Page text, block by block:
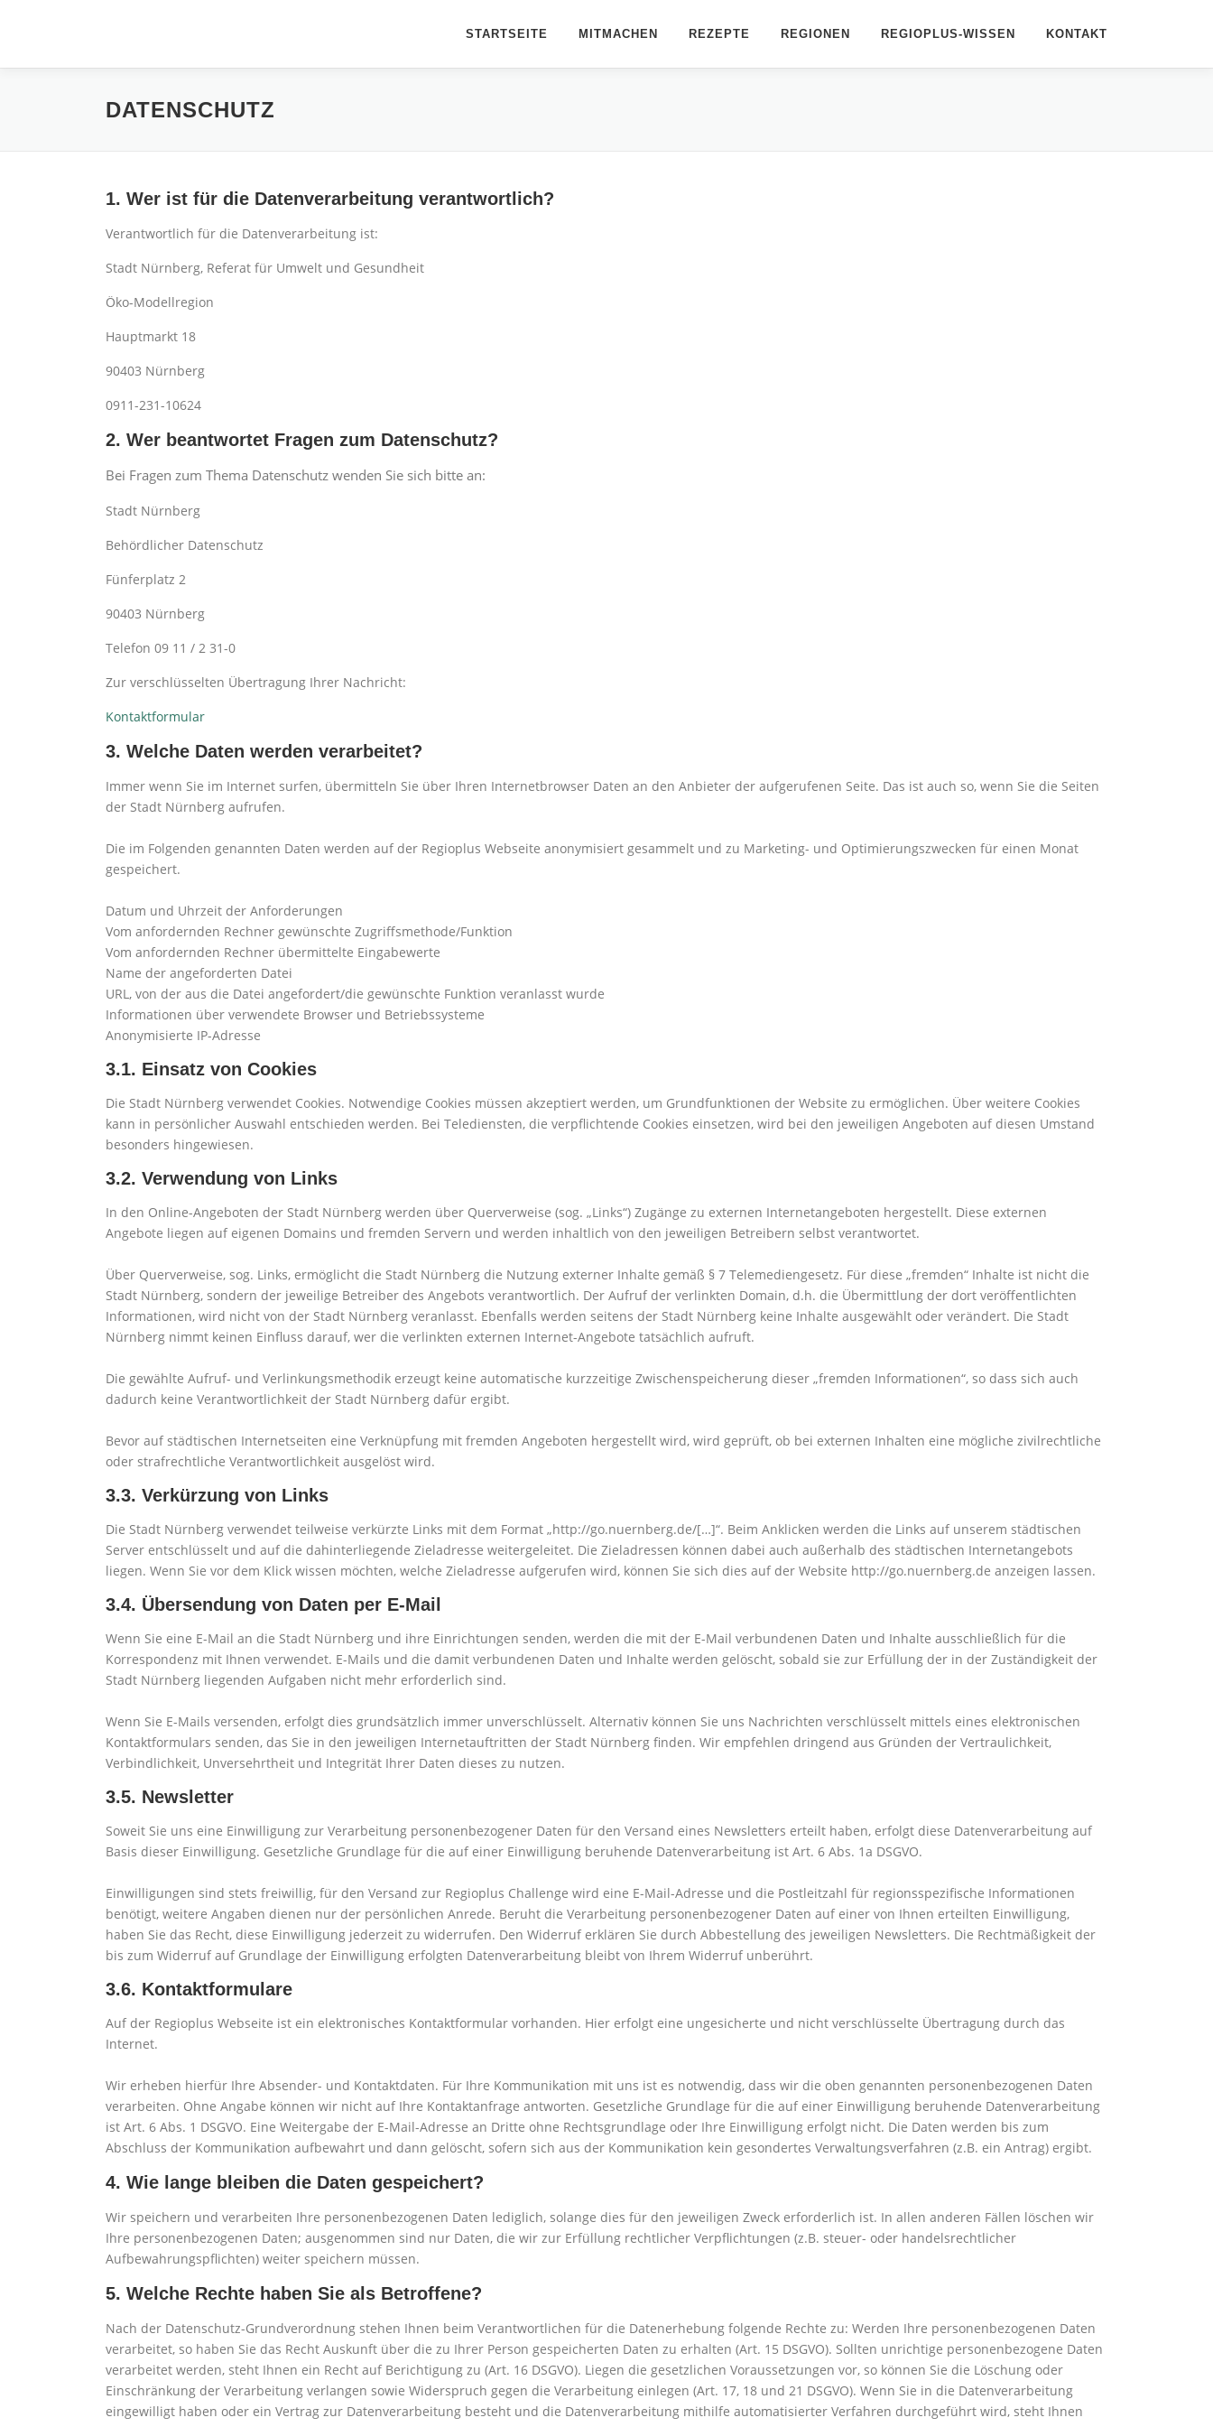
STARTSEITE MITMACHEN REZEPTE REGIONEN REGIOPLUS-WISSEN KONTAKT
DATENSCHUTZ
1. Wer ist für die Datenverarbeitung verantwortlich?
Verantwortlich für die Datenverarbeitung ist:
Stadt Nürnberg, Referat für Umwelt und Gesundheit
Öko-Modellregion
Hauptmarkt 18
90403 Nürnberg
0911-231-10624
2. Wer beantwortet Fragen zum Datenschutz?
Bei Fragen zum Thema Datenschutz wenden Sie sich bitte an:
Stadt Nürnberg
Behördlicher Datenschutz
Fünferplatz 2
90403 Nürnberg
Telefon 09 11 / 2 31-0
Zur verschlüsselten Übertragung Ihrer Nachricht:
Kontaktformular
3. Welche Daten werden verarbeitet?
Immer wenn Sie im Internet surfen, übermitteln Sie über Ihren Internetbrowser Daten an den Anbieter der aufgerufenen Seite. Das ist auch so, wenn Sie die Seiten
der Stadt Nürnberg aufrufen.
Die im Folgenden genannten Daten werden auf der Regioplus Webseite anonymisiert gesammelt und zu Marketing- und Optimierungszwecken für einen Monat
gespeichert.
Datum und Uhrzeit der Anforderungen
Vom anfordernden Rechner gewünschte Zugriffsmethode/Funktion
Vom anfordernden Rechner übermittelte Eingabewerte
Name der angeforderten Datei
URL, von der aus die Datei angefordert/die gewünschte Funktion veranlasst wurde
Informationen über verwendete Browser und Betriebssysteme
Anonymisierte IP-Adresse
3.1. Einsatz von Cookies
Die Stadt Nürnberg verwendet Cookies. Notwendige Cookies müssen akzeptiert werden, um Grundfunktionen der Website zu ermöglichen. Über weitere Cookies
kann in persönlicher Auswahl entschieden werden. Bei Telediensten, die verpflichtende Cookies einsetzen, wird bei den jeweiligen Angeboten auf diesen Umstand
besonders hingewiesen.
3.2. Verwendung von Links
In den Online-Angeboten der Stadt Nürnberg werden über Querverweise (sog. „Links“) Zugänge zu externen Internetangeboten hergestellt. Diese externen
Angebote liegen auf eigenen Domains und fremden Servern und werden inhaltlich von den jeweiligen Betreibern selbst verantwortet.
Über Querverweise, sog. Links, ermöglicht die Stadt Nürnberg die Nutzung externer Inhalte gemäß § 7 Telemediengesetz. Für diese „fremden“ Inhalte ist nicht die
Stadt Nürnberg, sondern der jeweilige Betreiber des Angebots verantwortlich. Der Aufruf der verlinkten Domain, d.h. die Übermittlung der dort veröffentlichten
Informationen, wird nicht von der Stadt Nürnberg veranlasst. Ebenfalls werden seitens der Stadt Nürnberg keine Inhalte ausgewählt oder verändert. Die Stadt
Nürnberg nimmt keinen Einfluss darauf, wer die verlinkten externen Internet-Angebote tatsächlich aufruft.
Die gewählte Aufruf- und Verlinkungsmethodik erzeugt keine automatische kurzzeitige Zwischenspeicherung dieser „fremden Informationen“, so dass sich auch
dadurch keine Verantwortlichkeit der Stadt Nürnberg dafür ergibt.
Bevor auf städtischen Internetseiten eine Verknüpfung mit fremden Angeboten hergestellt wird, wird geprüft, ob bei externen Inhalten eine mögliche zivilrechtliche
oder strafrechtliche Verantwortlichkeit ausgelöst wird.
3.3. Verkürzung von Links
Die Stadt Nürnberg verwendet teilweise verkürzte Links mit dem Format „http://go.nuernberg.de/[…]“. Beim Anklicken werden die Links auf unserem städtischen
Server entschlüsselt und auf die dahinterliegende Zieladresse weitergeleitet. Die Zieladressen können dabei auch außerhalb des städtischen Internetangebots
liegen. Wenn Sie vor dem Klick wissen möchten, welche Zieladresse aufgerufen wird, können Sie sich dies auf der Website http://go.nuernberg.de anzeigen lassen.
3.4. Übersendung von Daten per E-Mail
Wenn Sie eine E-Mail an die Stadt Nürnberg und ihre Einrichtungen senden, werden die mit der E-Mail verbundenen Daten und Inhalte ausschließlich für die
Korrespondenz mit Ihnen verwendet. E-Mails und die damit verbundenen Daten und Inhalte werden gelöscht, sobald sie zur Erfüllung der in der Zuständigkeit der
Stadt Nürnberg liegenden Aufgaben nicht mehr erforderlich sind.
Wenn Sie E-Mails versenden, erfolgt dies grundsätzlich immer unverschlüsselt. Alternativ können Sie uns Nachrichten verschlüsselt mittels eines elektronischen
Kontaktformulars senden, das Sie in den jeweiligen Internetauftritten der Stadt Nürnberg finden. Wir empfehlen dringend aus Gründen der Vertraulichkeit,
Verbindlichkeit, Unversehrtheit und Integrität Ihrer Daten dieses zu nutzen.
3.5. Newsletter
Soweit Sie uns eine Einwilligung zur Verarbeitung personenbezogener Daten für den Versand eines Newsletters erteilt haben, erfolgt diese Datenverarbeitung auf
Basis dieser Einwilligung. Gesetzliche Grundlage für die auf einer Einwilligung beruhende Datenverarbeitung ist Art. 6 Abs. 1a DSGVO.
Einwilligungen sind stets freiwillig, für den Versand zur Regioplus Challenge wird eine E-Mail-Adresse und die Postleitzahl für regionsspezifische Informationen
benötigt, weitere Angaben dienen nur der persönlichen Anrede. Beruht die Verarbeitung personenbezogener Daten auf einer von Ihnen erteilten Einwilligung,
haben Sie das Recht, diese Einwilligung jederzeit zu widerrufen. Den Widerruf erklären Sie durch Abbestellung des jeweiligen Newsletters. Die Rechtmäßigkeit der
bis zum Widerruf auf Grundlage der Einwilligung erfolgten Datenverarbeitung bleibt von Ihrem Widerruf unberührt.
3.6. Kontaktformulare
Auf der Regioplus Webseite ist ein elektronisches Kontaktformular vorhanden. Hier erfolgt eine ungesicherte und nicht verschlüsselte Übertragung durch das
Internet.
Wir erheben hierfür Ihre Absender- und Kontaktdaten. Für Ihre Kommunikation mit uns ist es notwendig, dass wir die oben genannten personenbezogenen Daten
verarbeiten. Ohne Angabe können wir nicht auf Ihre Kontaktanfrage antworten. Gesetzliche Grundlage für die auf einer Einwilligung beruhende Datenverarbeitung
ist Art. 6 Abs. 1 DSGVO. Eine Weitergabe der E-Mail-Adresse an Dritte ohne Rechtsgrundlage oder Ihre Einwilligung erfolgt nicht. Die Daten werden bis zum
Abschluss der Kommunikation aufbewahrt und dann gelöscht, sofern sich aus der Kommunikation kein gesondertes Verwaltungsverfahren (z.B. ein Antrag) ergibt.
4. Wie lange bleiben die Daten gespeichert?
Wir speichern und verarbeiten Ihre personenbezogenen Daten lediglich, solange dies für den jeweiligen Zweck erforderlich ist. In allen anderen Fällen löschen wir
Ihre personenbezogenen Daten; ausgenommen sind nur Daten, die wir zur Erfüllung rechtlicher Verpflichtungen (z.B. steuer- oder handelsrechtlicher
Aufbewahrungspflichten) weiter speichern müssen.
5. Welche Rechte haben Sie als Betroffene?
Nach der Datenschutz-Grundverordnung stehen Ihnen beim Verantwortlichen für die Datenerhebung folgende Rechte zu: Werden Ihre personenbezogenen Daten
verarbeitet, so haben Sie das Recht Auskunft über die zu Ihrer Person gespeicherten Daten zu erhalten (Art. 15 DSGVO). Sollten unrichtige personenbezogene Daten
verarbeitet werden, steht Ihnen ein Recht auf Berichtigung zu (Art. 16 DSGVO). Liegen die gesetzlichen Voraussetzungen vor, so können Sie die Löschung oder
Einschränkung der Verarbeitung verlangen sowie Widerspruch gegen die Verarbeitung einlegen (Art. 17, 18 und 21 DSGVO). Wenn Sie in die Datenverarbeitung
eingewilligt haben oder ein Vertrag zur Datenverarbeitung besteht und die Datenverarbeitung mithilfe automatisierter Verfahren durchgeführt wird, steht Ihnen